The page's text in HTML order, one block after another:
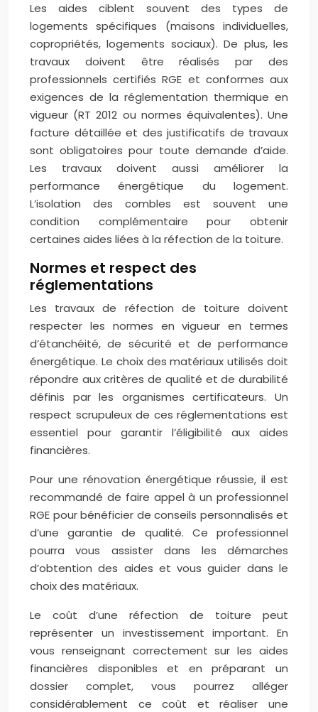
Les aides ciblent souvent des types de
logements spécifiques (maisons individuelles,
copropriétés, logements sociaux). De plus, les
travaux doivent être réalisés par des
professionnels certifiés RGE et conformes aux
exigences de la réglementation thermique en
vigueur (RT 2012 ou normes équivalentes). Une
facture détaillée et des justificatifs de travaux
sont obligatoires pour toute demande d’aide.
Les travaux doivent aussi améliorer la
performance énergétique du logement.
L’isolation des combles est souvent une
condition complémentaire pour obtenir
certaines aides liées à la réfection de la toiture.
Normes et respect des
réglementations
Les travaux de réfection de toiture doivent
respecter les normes en vigueur en termes
d’étanchéité, de sécurité et de performance
énergétique. Le choix des matériaux utilisés doit
répondre aux critères de qualité et de durabilité
définis par les organismes certificateurs. Un
respect scrupuleux de ces réglementations est
essentiel pour garantir l’éligibilité aux aides
financières.
Pour une rénovation énergétique réussie, il est
recommandé de faire appel à un professionnel
RGE pour bénéficier de conseils personnalisés et
d’une garantie de qualité. Ce professionnel
pourra vous assister dans les démarches
d’obtention des aides et vous guider dans le
choix des matériaux.
Le coût d’une réfection de toiture peut
représenter un investissement important. En
vous renseignant correctement sur les aides
financières disponibles et en préparant un
dossier complet, vous pourrez alléger
considérablement ce coût et réaliser une